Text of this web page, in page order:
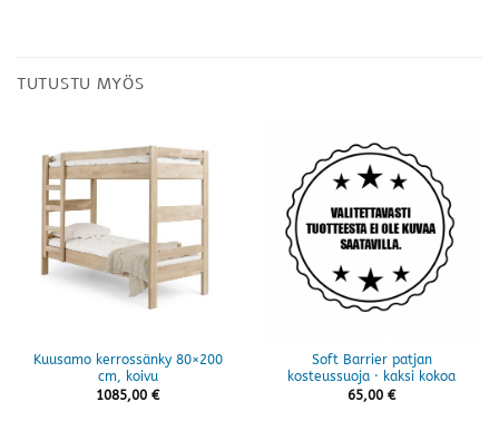
TUTUSTU MYÖS
Kuusamo kerrossänky 80×200
cm, koivu
1085,00 €
Soft Barrier patjan
kosteussuoja · kaksi kokoa
65,00 €